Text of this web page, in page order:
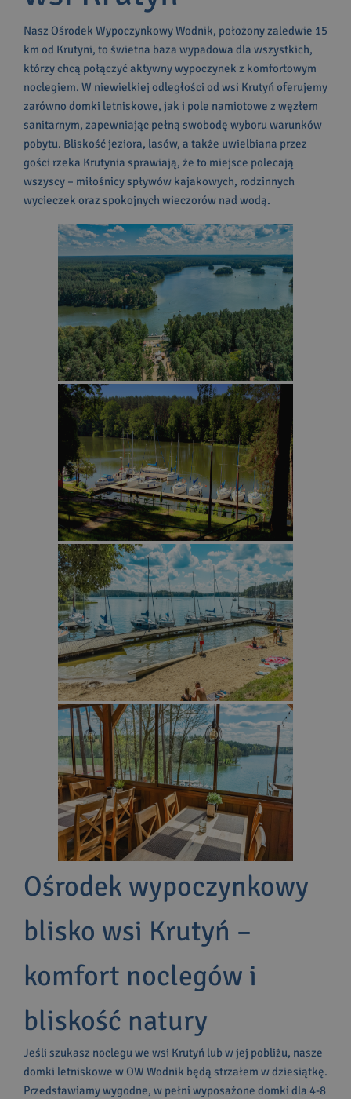
PRZYSTAŃ
PORT JACHTOWY
WYPOŻYCZALNIA
SPRZĘTU WODNEGO
TAWERNA DUCH PUSZCZY
MENU I ORGANIZACJA IMPREZ
DLA RODZIN
WYPOCZYNEK Z DZIEĆMI
DLA BIZNESU
EVENTY I SPOTKANIA FIRMOWE
DLA SZKÓŁ
KOLONIE I OBOZY
Nasz Ośrodek Wypoczynkowy Wodnik, położony zaledwie 15
km od Krutyni, to świetna baza wypadowa dla wszystkich,
którzy chcą połączyć aktywny wypoczynek z komfortowym
noclegiem. W niewielkiej odległości od wsi Krutyń oferujemy
zarówno domki letniskowe, jak i pole namiotowe z węzłem
sanitarnym, zapewniając pełną swobodę wyboru warunków
pobytu. Bliskość jeziora, lasów, a także uwielbiana przez
gości rzeka Krutynia sprawiają, że to miejsce polecają
wszyscy – miłośnicy spływów kajakowych, rodzinnych
wycieczek oraz spokojnych wieczorów nad wodą.
Ośrodek wypoczynkowy
blisko wsi Krutyń –
komfort noclegów i
bliskość natury
Jeśli szukasz noclegu we wsi Krutyń lub w jej pobliżu, nasze
domki letniskowe w OW Wodnik będą strzałem w dziesiątkę.
Przedstawiamy wygodne, w pełni wyposażone domki dla 4-8